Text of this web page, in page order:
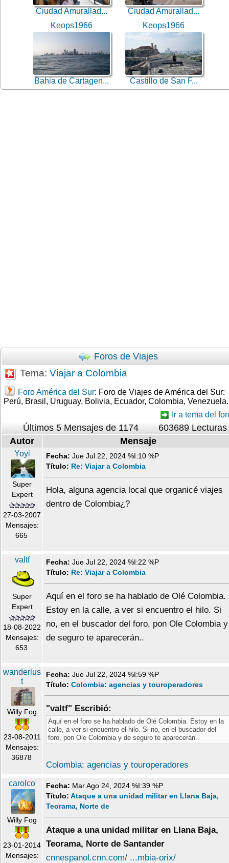
Ciudad Amurallad...
Ciudad Amurallad...
Keops1966
Bahia de Cartagen...
Keops1966
Castillo de San F...
Foros de Viajes
Tema: Viajar a Colombia
Foro América del Sur: Foro de Viajes de América del Sur:
Perú, Brasil, Uruguay, Bolivia, Ecuador, Colombia, Venezuela.
Ir a tema del
Últimos 5 Mensajes de 1174
603689 Lecturas
Autor
Mensaje
Yoyi
Super
Expert
27-03-2007
Mensajes:
665
Fecha: Jue Jul 22, 2024 %I:10 %P
Título: Re: Viajar a Colombia
Hola, alguna agencia local que organicé viajes
dentro de Colombia¿?
valtf
Super
Expert
18-08-2022
Mensajes:
653
Fecha: Jue Jul 22, 2024 %I:22 %P
Título: Re: Viajar a Colombia
Aquí en el foro se ha hablado de Olé Colombia.
Estoy en la calle, a ver si encuentro el hilo. Si
no, en el buscador del foro, pon Ole Colombia y
de seguro te aparecerán..
wanderlus
t
Willy Fog
23-08-2011
Mensajes:
36878
Fecha: Jue Jul 22, 2024 %I:59 %P
Título: Colombia: agencias y touroperadores
"valtf" Escribió:
Aquí en el foro se ha hablado de Olé Colombia. Estoy en la
calle, a ver si encuentro el hilo. Si no, en el buscador del
foro, pon Ole Colombia y de seguro te aparecerán..
Colombia: agencias y touroperadores
carolco
Willy Fog
23-01-2014
Mensajes:
Fecha: Mar Ago 24, 2024 %I:39 %P
Título: Ataque a una unidad militar en Llana Baja,
Teorama, Norte de
Ataque a una unidad militar en Llana Baja,
Teorama, Norte de Santander
cnnespanol.cnn.com/ ...mbia-orix/